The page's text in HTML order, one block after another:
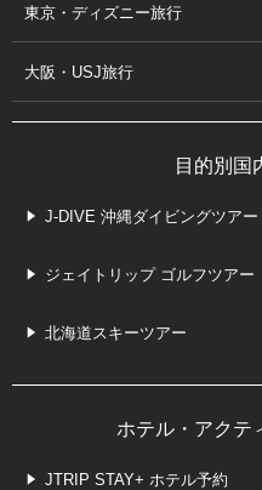
東京・ディズニー旅行
大阪・USJ旅行
目的別国
J-DIVE 沖縄ダイビングツアー
ジェイトリップ ゴルフツアー
北海道スキーツアー
ホテル・アクテ
JTRIP STAY+ ホテル予約